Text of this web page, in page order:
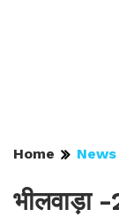
Home News
भीलवाड़ा